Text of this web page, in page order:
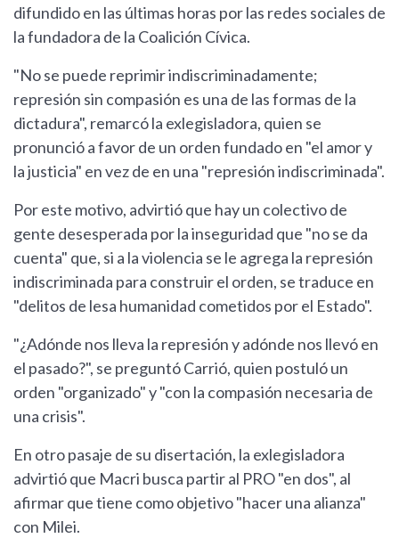
difundido en las últimas horas por las redes sociales de
la fundadora de la Coalición Cívica.
"No se puede reprimir indiscriminadamente;
represión sin compasión es una de las formas de la
dictadura", remarcó la exlegisladora, quien se
pronunció a favor de un orden fundado en "el amor y
la justicia" en vez de en una "represión indiscriminada".
Por este motivo, advirtió que hay un colectivo de
gente desesperada por la inseguridad que "no se da
cuenta" que, si a la violencia se le agrega la represión
indiscriminada para construir el orden, se traduce en
"delitos de lesa humanidad cometidos por el Estado".
"¿Adónde nos lleva la represión y adónde nos llevó en
el pasado?", se preguntó Carrió, quien postuló un
orden "organizado" y "con la compasión necesaria de
una crisis".
En otro pasaje de su disertación, la exlegisladora
advirtió que Macri busca partir al PRO "en dos", al
afirmar que tiene como objetivo "hacer una alianza"
con Milei.